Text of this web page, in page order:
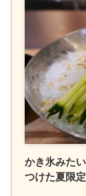
かき氷みた
つけた夏限